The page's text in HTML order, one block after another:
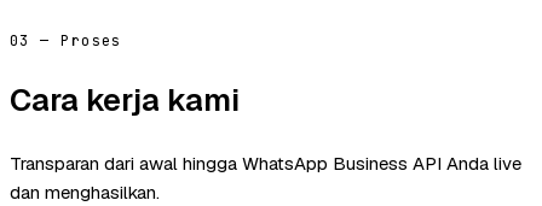
03 — Proses
Cara kerja kami
Transparan dari awal hingga WhatsApp Business API Anda live
dan menghasilkan.